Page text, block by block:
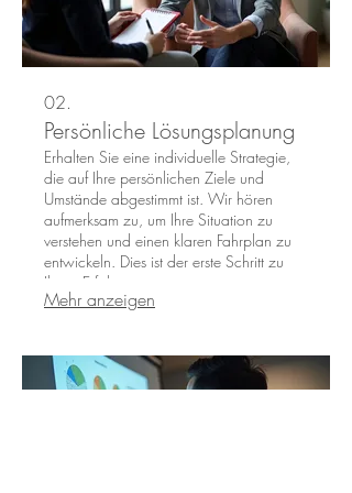
02.
Persönliche Lösungsplanung
Erhalten Sie eine individuelle Strategie,
die auf Ihre persönlichen Ziele und
Umstände abgestimmt ist. Wir hören
aufmerksam zu, um Ihre Situation zu
verstehen und einen klaren Fahrplan zu
entwickeln. Dies ist der erste Schritt zu
Ihrem Erfolg.
Mehr anzeigen